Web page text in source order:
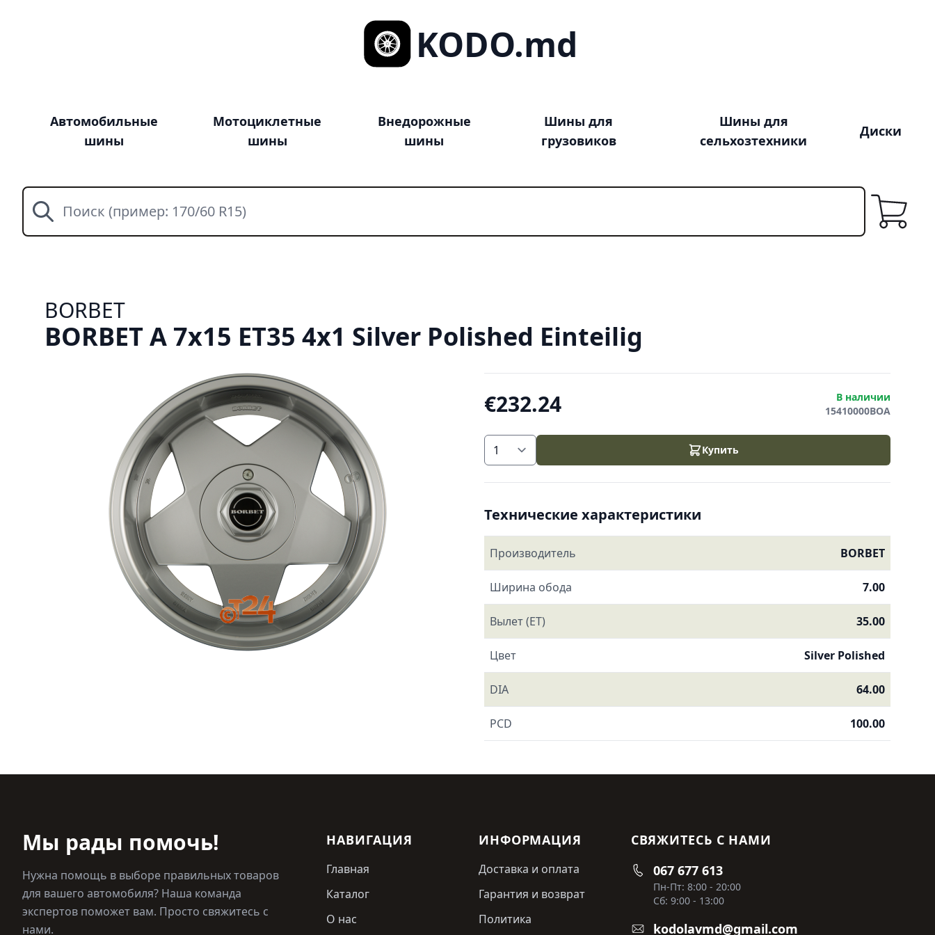
KODO.md
Автомобильные
шины
Мотоциклетные
шины
Внедорожные
шины
Шины для
грузовиков
Шины для
сельхозтехники
Диски
Поиск
Корзина
BORBET
BORBET A 7x15 ET35 4x1 Silver Polished Einteilig
€232.24
В наличии
15410000BOA
Купить
Технические характеристики
Производитель BORBET
Ширина обода 7.00
Вылет (ET) 35.00
Цвет Silver Polished
DIA 64.00
PCD 100.00
Мы рады помочь!
Нужна помощь в выборе правильных товаров
для вашего автомобиля? Наша команда
экспертов поможет вам. Просто свяжитесь с
нами.
НАВИГАЦИЯ
Главная
Каталог
О нас
ИНФОРМАЦИЯ
Доставка и оплата
Гарантия и возврат
Политика
СВЯЖИТЕСЬ С НАМИ
067 677 613
Пн-Пт: 8:00 - 20:00
Сб: 9:00 - 13:00
kodolavmd@gmail.com